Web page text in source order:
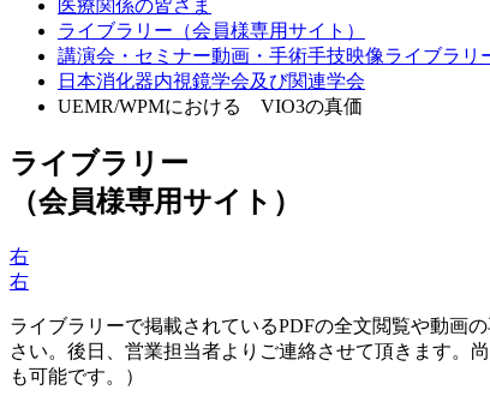
医療関係の皆さま
ライブラリー（会員様専用サイト）
講演会・セミナー動画・手術手技映像ライブラリ
日本消化器内視鏡学会及び関連学会
UEMR/WPMにおける VIO3の真価
ライブラリー
（会員様専用サイト）
右
右
ライブラリーで掲載されているPDFの全文閲覧や動画
さい。後日、営業担当者よりご連絡させて頂きます。
も可能です。）